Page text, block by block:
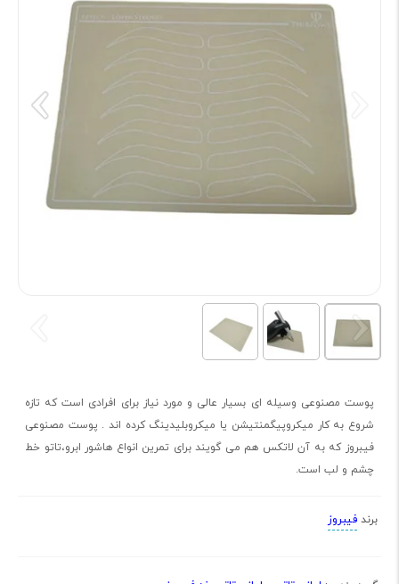
پوست مصنوعی وسیله ای بسیار عالی و مورد نیاز برای افرادی است که تازه
شروع به کار میکروپیگمنتیشن یا میکروبلیدینگ کرده اند . پوست مصنوعی
فیبروز که به آن لاتکس هم می گویند برای تمرین انواع هاشور ابرو،تاتو خط
چشم و لب است.
برند فیبروز